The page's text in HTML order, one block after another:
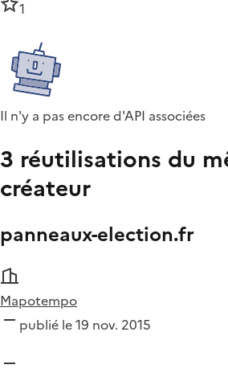
1
Il n'y a pas encore d'API associées
3 réutilisations du
créateur
panneaux-election.fr
Mapotempo
publié le 19 nov. 2015